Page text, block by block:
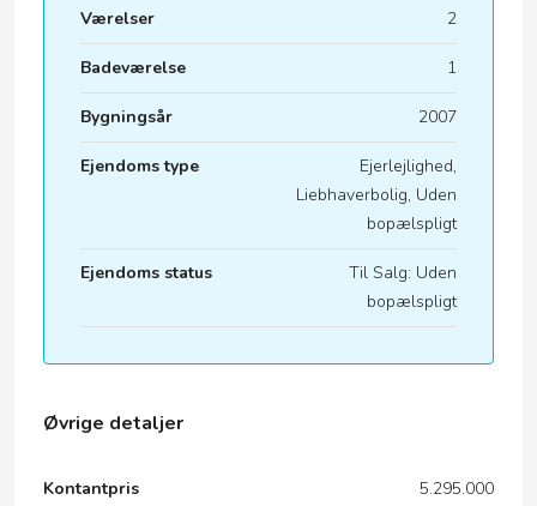
Værelser 2
Badeværelse 1
Bygningsår 2007
Ejendoms type
Ejerlejlighed,
Liebhaverbolig, Uden
bopælspligt
Ejendoms status
Til Salg: Uden
bopælspligt
Øvrige detaljer
Kontantpris 5.295.000